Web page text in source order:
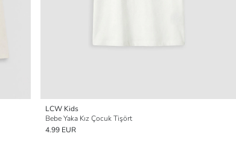
LCW Kids
Bebe Yaka Kız Çocuk Tişört
4.99 EUR